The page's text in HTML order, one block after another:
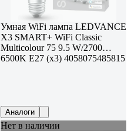
Умная WiFi лампа LEDVANCE
Х3 SMART+ WiFi Classic
Multicolour 75 9.5 W/2700…
6500K E27 (x3) 4058075485815
Аналоги
Нет в наличии